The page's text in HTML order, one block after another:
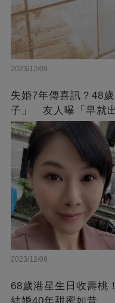
2023/12/09
失婚7年傳喜訊？48
子」 友人曝「早就
2023/12/09
68歲港星生日收壽桃